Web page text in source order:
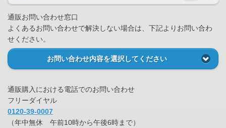
通販お問い合わせ窓口
よくあるお問い合わせで解決しない場合は、下記よりお問い合わ
せください。
お問い合わせ内容を選択してください
通販購入における電話でのお問い合わせ
フリーダイヤル
0120-39-0007
（年中無休 午前10時から午後6時まで）